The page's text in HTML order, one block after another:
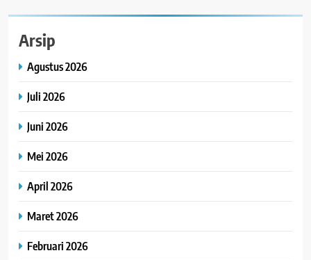
Arsip
Agustus 2026
Juli 2026
Juni 2026
Mei 2026
April 2026
Maret 2026
Februari 2026